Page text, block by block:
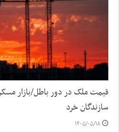
قیمت ملک در دور باطل/بازار
سازندگان خرد
۱۴۰۵/۰۵/۱۸